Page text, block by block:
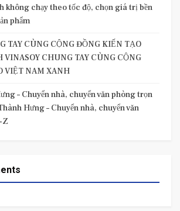
không chạy theo tốc độ, chọn giá trị bền
phẩm
TAY CÙNG CỘNG ĐỒNG KIẾN TẠO
CHUNG TAY CÙNG CỘNG
VIỆT NAM XANH
– Chuyển nhà, chuyển văn phòng trọn
Hưng – Chuyển nhà, chuyển văn
Z